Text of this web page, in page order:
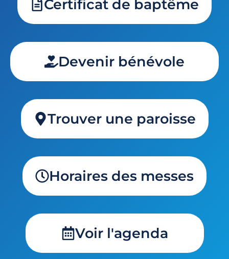
Certificat de baptême
Devenir bénévole
Trouver une paroisse
Horaires des messes
Voir l'agenda